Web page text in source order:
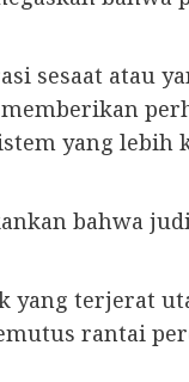
sesaat atau
yang
bahwa
terjerat
rantai